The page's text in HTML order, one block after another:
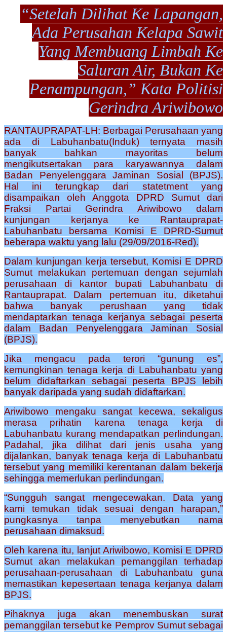
“Setelah Dilihat Ke Lapangan,
Ada Perusahan Kelapa Sawit
Yang Membuang Limbah Ke
Saluran Air, Bukan Ke
Penampungan,” Kata Politisi
Gerindra Ariwibowo
RANTAUPRAPAT-LH: Berbagai Perusahaan yang
ada di Labuhanbatu(Induk) ternyata masih
banyak bahkan mayoritas belum
mengikutsertakan para karyawannya dalam
Badan Penyelenggara Jaminan Sosial (BPJS).
Hal ini terungkap dari statetment yang
disampaikan oleh Anggota DPRD Sumut dari
Fraksi Partai Gerindra Ariwibowo dalam
kunjungan kerjanya ke Rantauprapat-
Labuhanbatu bersama Komisi E DPRD-Sumut
beberapa waktu yang lalu (29/09/2016-Red).
Dalam kunjungan kerja tersebut, Komisi E DPRD
Sumut melakukan pertemuan dengan sejumlah
perusahaan di kantor bupati Labuhanbatu di
Rantauprapat. Dalam pertemuan itu, diketahui
bahwa banyak perushaan yang tidak
mendaptarkan tenaga kerjanya sebagai peserta
dalam Badan Penyelenggara Jaminan Sosial
(BPJS).
Jika mengacu pada terori “gunung es”,
kemungkinan tenaga kerja di Labuhanbatu yang
belum didaftarkan sebagai peserta BPJS lebih
banyak daripada yang sudah didaftarkan.
Ariwibowo mengaku sangat kecewa, sekaligus
merasa prihatin karena tenaga kerja di
Labuhanbatu kurang mendapatkan perlindungan.
Padahal, jika dilihat dari jenis usaha yang
dijalankan, banyak tenaga kerja di Labuhanbatu
tersebut yang memiliki kerentanan dalam bekerja
sehingga memerlukan perlindungan.
“Sungguh sangat mengecewakan. Data yang
kami temukan tidak sesuai dengan harapan,”
pungkasnya tanpa menyebutkan nama
perusahaan dimaksud.
Oleh karena itu, lanjut Ariwibowo, Komisi E DPRD
Sumut akan melakukan pemanggilan terhadap
perusahaan-perusahaan di Labuhanbatu guna
memastikan kepesertaan tenaga kerjanya dalam
BPJS.
Pihaknya juga akan menembuskan surat
pemanggilan tersebut ke Pemprov Sumut sebagai